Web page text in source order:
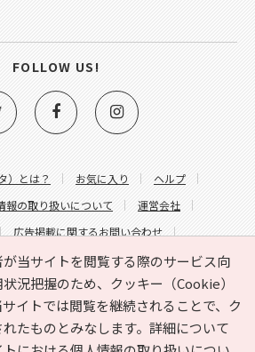
当サイトを閲覧する際のサービス向
況把握のため、クッキー（Cookie）
イトでは閲覧を継続されることで、ク
たものとみなします。詳細について
）とは？ お気に入り
ヘルプ
報の取り扱いについて
運営会社
広告掲載に関するお問い合わせ
の内容に関するお問い合わせ
FOLLOW US!